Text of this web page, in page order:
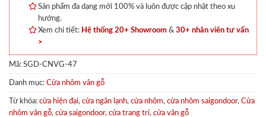
Sản phẩm đa dạng mới 100% và luôn được cập nhật theo xu
hướng.
Xem chi tiết: Hệ thống 20+ Showroom & 30+ nhân viên tư vấn
>
Mã: SGD-CNVG-47
Danh mục: Cửa nhôm vân gỗ
Từ khóa: cửa hiện đại, cửa ngăn lạnh, cửa nhôm, cửa nhôm saigondoor, Cửa
nhôm vân gỗ, cửa saigondoor, cửa trang trí, cửa vân gỗ